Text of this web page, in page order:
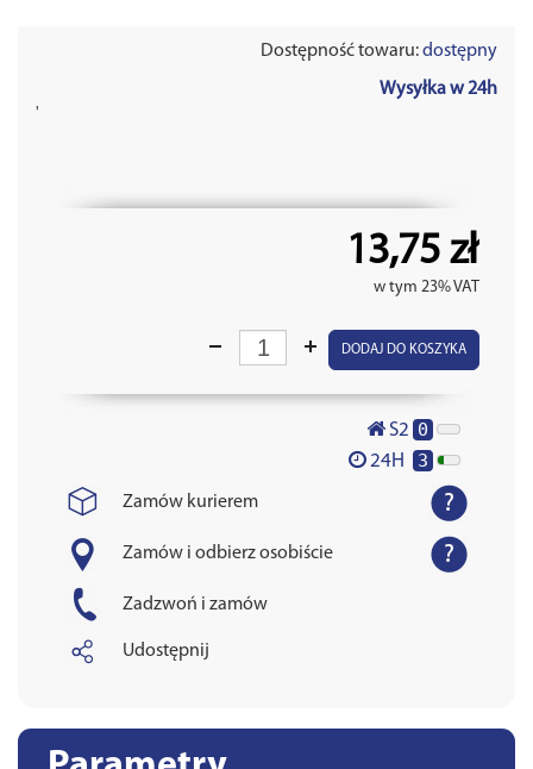
Dostępność towaru:dostępny
Wysyłka w 24h
'
13,75 zł
w tym 23% VAT
DODAJ DO KOSZYKA
S2 0
24H 3
Zamów kurierem
Zamów i odbierz osobiście
Zadzwoń i zamów
Udostępnij